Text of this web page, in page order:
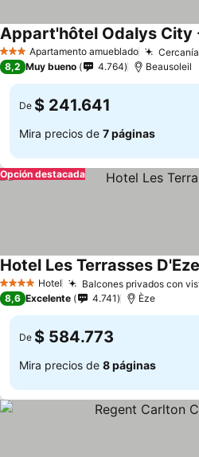
3 EstrellasApartamento amueblado
8,2 Muy bueno 4.764 Beausoleil
De $ 241.641
Mira precios de 7 páginas
Opción destacada
4 EstrellasHotel Balcones privados con
Hotel Les Terrasses D'Eze
8,6 Excelente 4.741 Èze
De $ 584.773
Mira precios de 8 páginas